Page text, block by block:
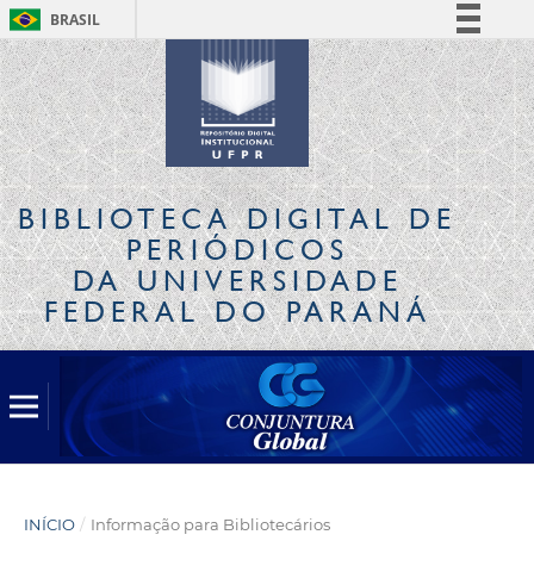
BRASIL
Simplifique!
Comunica BR
Participe
Acesso à informação
Legislação
Canais
BIBLIOTECA DIGITALDE
PERIÓDICOS
DA UNIVERSIDADE
FEDERAL DO PARANÁ
INÍCIO / Informação para Bibliotecários